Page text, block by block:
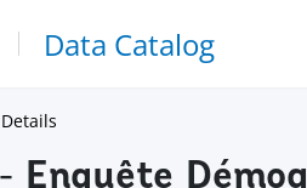
Data Catalog
Details
Enquête